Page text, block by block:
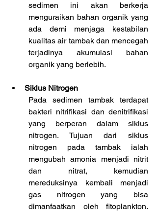
sedimen ini akan berkerja
menguraikan bahan organik yang
ada demi menjaga kestabilan
kualitas air tambak dan mencegah
terjadinya akumulasi bahan
organik yang berlebih.
Siklus Nitrogen
Pada sedimen tambak terdapat
bakteri nitrifikasi dan denitrifikasi
yang berperan dalam siklus
nitrogen. Tujuan dari siklus
nitrogen pada tambak ialah
mengubah amonia menjadi nitrit
dan nitrat, kemudian
mereduksinya kembali menjadi
gas nitrogen yang bisa
dimanfaatkan oleh fitoplankton.